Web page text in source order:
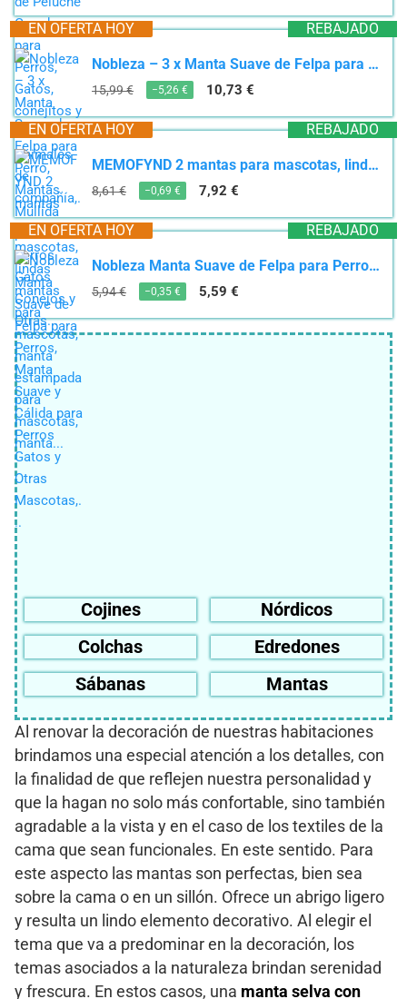
REBAJADO
EN OFERTA HOY
Nobleza – 3 x Manta Suave de Felpa para Perro, Mantas Mullida para Perros Gatos Conejos y Otras...
15,99 € −5,26 € 10,73 €
REBAJADO
EN OFERTA HOY
MEMOFYND 2 mantas para mascotas, lindas mantas para mascotas, manta estampada para mascotas, manta...
8,61 € −0,69 € 7,92 €
REBAJADO
EN OFERTA HOY
Nobleza Manta Suave de Felpa para Perros, Manta Suave y Cálida para Perros Gatos y Otras Mascotas,...
5,94 € −0,35 € 5,59 €
Cojines
Nórdicos
Colchas
Edredones
Sábanas
Mantas
Al renovar la decoración de nuestras habitaciones
brindamos una especial atención a los detalles, con
la finalidad de que reflejen nuestra personalidad y
que la hagan no solo más confortable, sino también
agradable a la vista y en el caso de los textiles de la
cama que sean funcionales. En este sentido. Para
este aspecto las mantas son perfectas, bien sea
sobre la cama o en un sillón. Ofrece un abrigo ligero
y resulta un lindo elemento decorativo. Al elegir el
tema que va a predominar en la decoración, los
temas asociados a la naturaleza brindan serenidad
y frescura. En estos casos, una manta selva con